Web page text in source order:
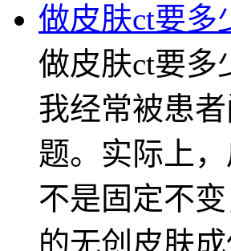
做皮肤ct要多
做皮肤ct要多
我经常被患
题。实际上
不是固定不
的无创皮肤